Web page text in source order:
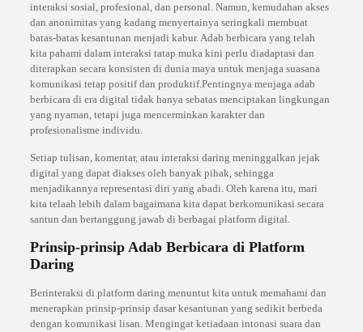
interaksi sosial, profesional, dan personal. Namun, kemudahan akses
dan anonimitas yang kadang menyertainya seringkali membuat
batas-batas kesantunan menjadi kabur. Adab berbicara yang telah
kita pahami dalam interaksi tatap muka kini perlu diadaptasi dan
diterapkan secara konsisten di dunia maya untuk menjaga suasana
komunikasi tetap positif dan produktif.Pentingnya menjaga adab
berbicara di era digital tidak hanya sebatas menciptakan lingkungan
yang nyaman, tetapi juga mencerminkan karakter dan
profesionalisme individu.
Setiap tulisan, komentar, atau interaksi daring meninggalkan jejak
digital yang dapat diakses oleh banyak pihak, sehingga
menjadikannya representasi diri yang abadi. Oleh karena itu, mari
kita telaah lebih dalam bagaimana kita dapat berkomunikasi secara
santun dan bertanggung jawab di berbagai platform digital.
Prinsip-prinsip Adab Berbicara di Platform
Daring
Berinteraksi di platform daring menuntut kita untuk memahami dan
menerapkan prinsip-prinsip dasar kesantunan yang sedikit berbeda
dengan komunikasi lisan. Mengingat ketiadaan intonasi suara dan